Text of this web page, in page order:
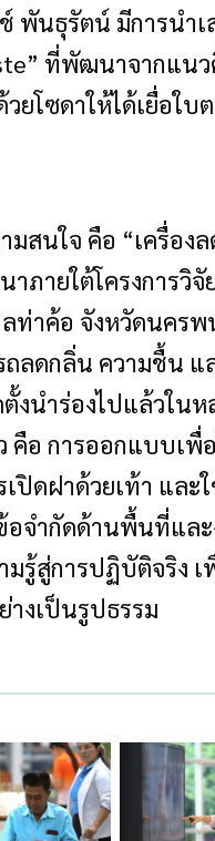
พันธุรัตน์ มีการนำ
ที่พัฒนาจากแน
ยโซดาให้ได้เยื่อใ
มสนใจ คือ “เครื่อง
ายใต้โครงการวิจั
ท่าค้อ จังหวัดนคร
ถลดกลิ่น ความชื้น
งนำร่องไปแล้วใน
คือ การออกแบบเ
ปิดฝาด้วยเท้า แล
จำกัดด้านพื้นที่แล
มรู้สู่การปฏิบัติจริง
างเป็นรูปธรรม